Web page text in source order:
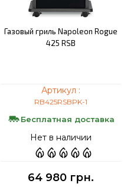
Газовый гриль Napoleon Rogue
425 RSB
Артикул :
RB425RSBPK-1
Бесплатная доставка
Нет в наличии
64 980 грн.